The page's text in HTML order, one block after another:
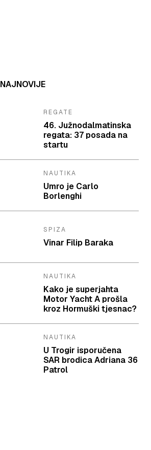
NAJNOVIJE
REGATE
46. Južnodalmatinska
regata: 37 posada na
startu
NAUTIKA
Umro je Carlo
Borlenghi
SPIZA
Vinar Filip Baraka
NAUTIKA
Kako je superjahta
Motor Yacht A prošla
kroz Hormuški tjesnac?
NAUTIKA
U Trogir isporučena
SAR brodica Adriana 36
Patrol